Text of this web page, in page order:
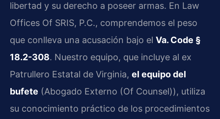
libertad y su derecho a poseer armas. En Law
Offices Of SRIS, P.C., comprendemos el peso
que conlleva una acusación bajo el Va. Code §
18.2-308. Nuestro equipo, que incluye al ex
Patrullero Estatal de Virginia, el equipo del
bufete (Abogado Externo (Of Counsel)), utiliza
su conocimiento práctico de los procedimientos